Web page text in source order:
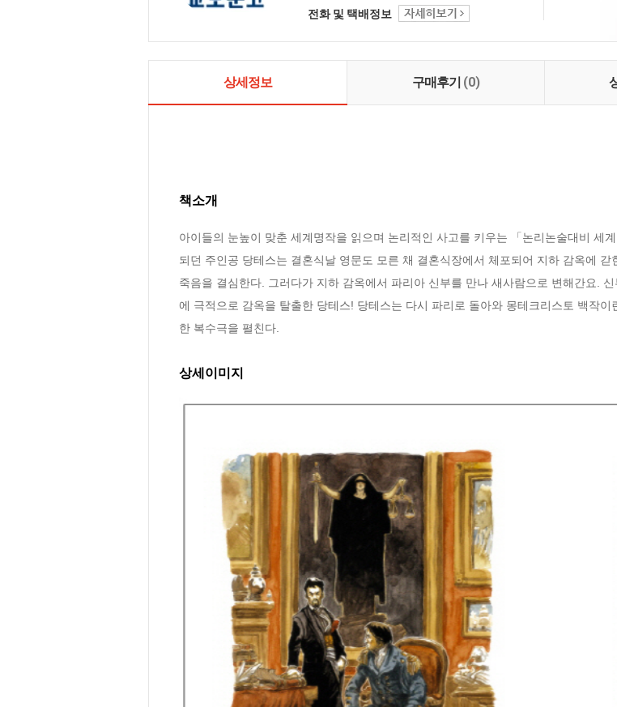
전화 및 택배정보
상세정보 구매후기 (0)
책소개
아이들의 눈높이 맞춘 세계명작을 읽으며 논리적인 사고를 키우는 「논리논술대비 세
되던 주인공 당테스는 결혼식날 영문도 모른 채 결혼식장에서 체포되어 지하 감옥에
죽음을 결심한다. 그러다가 지하 감옥에서 파리아 신부를 만나 새사람으로 변해간요.
에 극적으로 감옥을 탈출한 당테스! 당테스는 다시 파리로 돌아와 몽테크리스토 백작
한 복수극을 펼친다.
상세이미지